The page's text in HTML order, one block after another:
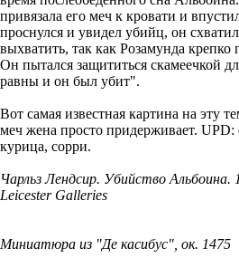
привязала его меч к кровати и
проснулся и увидел убийц, он
выхватить, так как Розамунда крепко
Он пытался защититься скамеечкой
равны и он был убит".
Вот самая известная картина на эту
меч жена просто придерживает. UPD:
курица, сорри.
Чарльз Лендсир. Убийство Альбоина.
Leicester Galleries
Миниатюра из "Де касибус", ок. 1475